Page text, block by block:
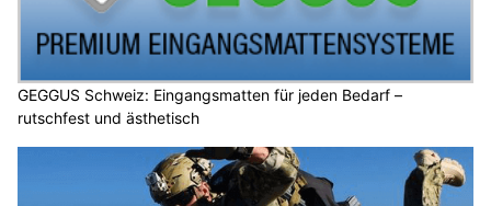
GEGGUS Schweiz: Eingangsmatten für jeden Bedarf –
rutschfest und ästhetisch